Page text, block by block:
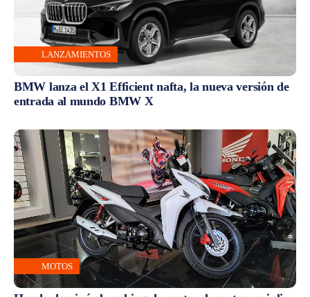
LANZAMIENTOS
BMW lanza el X1 Efficient nafta, la nueva versión de
entrada al mundo BMW X
MOTOS